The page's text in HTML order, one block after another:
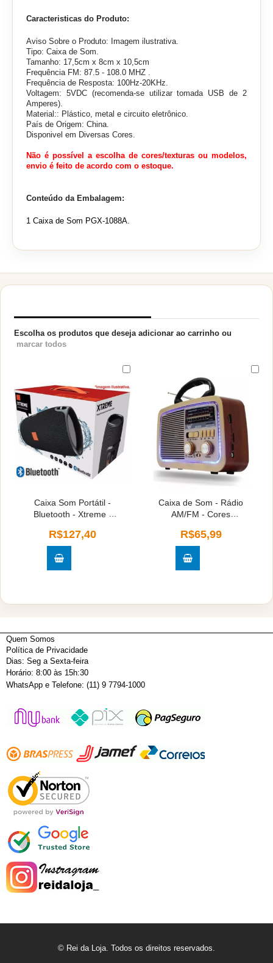
Caracteristicas do Produto:
Aviso Sobre o Produto: Imagem ilustrativa.
Tipo: Caixa de Som.
Tamanho: 17,5cm x 8cm x 10,5cm
Frequência FM: 87.5 - 108.0 MHZ .
Frequência de Resposta: 100Hz-20KHz.
Voltagem: 5VDC (recomenda-se utilizar tomada USB de 2
Amperes).
Material:: Plástico, metal e circuito eletrônico.
País de Origem: China.
Disponivel em Diversas Cores.
Não é possível a escolha de cores/texturas ou modelos,
envio é feito de acordo com o estoque.
Conteúdo da Embalagem:
1 Caixa de Som PGX-1088A.
Escolha os produtos que deseja adicionar ao carrinho ou
marcar todos
Caixa Som Portátil -
Bluetooth - Xtreme -
R$127,40
Caixa de Som - Rádio
AM/FM - Cores
R$65,99
Quem Somos
Política de Privacidade
Dias: Seg a Sexta-feira
Horário: 8:00 às 15h:30
WhatsApp e Telefone: (11) 9 7794-1000
© Rei da Loja. Todos os direitos reservados.